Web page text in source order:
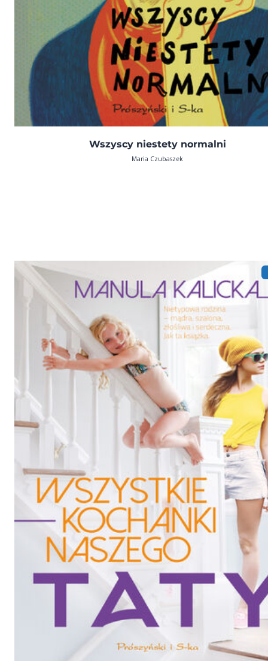
Wszyscy niestety normalni
Maria Czubaszek